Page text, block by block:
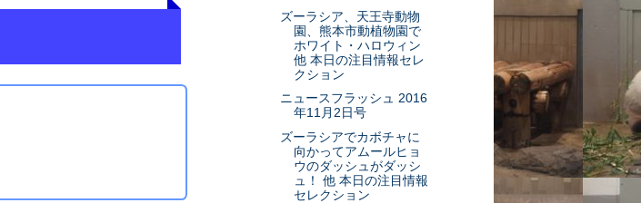
ズーラシア、天王寺動物
園、熊本市動植物園で
ホワイト・ハロウィン
他 本日の注目情報セレ
クション
ニュースフラッシュ 2016
年11月2日号
ズーラシアでカボチャに
向かってアムールヒョ
ウのダッシュがダッシ
ュ！ 他 本日の注目情報
セレクション